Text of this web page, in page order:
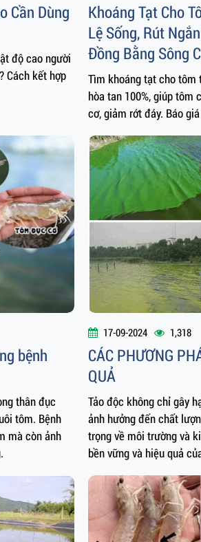
Cần Dùng
độ cao người
Cách kết hợp
Khoáng Tạt Cho
Lệ Sống, Rút
Đồng Bằng Sông
Tìm khoáng tạt cho tôm
hòa tan 100%, giúp tôm
cơ, giảm rớt đáy. Báo
bệnh
thân đục
tôm. Bệnh
mà còn ảnh
17-09-2024 1,318
CÁC PHƯƠNG
QUẢ
Tảo độc không chỉ gây
ảnh hưởng đến chất
trọng về môi trường và
bền vững và hiệu quả